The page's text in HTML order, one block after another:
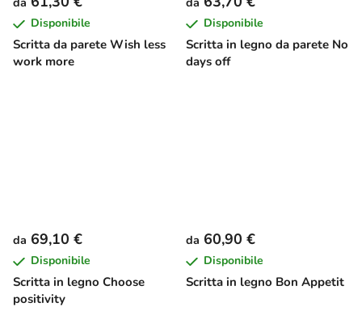
Scritta da parete Wish less
work more
Disponibile
Scritta in legno da parete No
days off
Disponibile
Scritta in legno Choose
positivity
da 69,10 €
Disponibile
Scritta in legno Bon Appetit
da 60,90 €
Disponibile